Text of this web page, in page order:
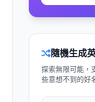
隨機生成
探索無限可能，
些意想不到的好